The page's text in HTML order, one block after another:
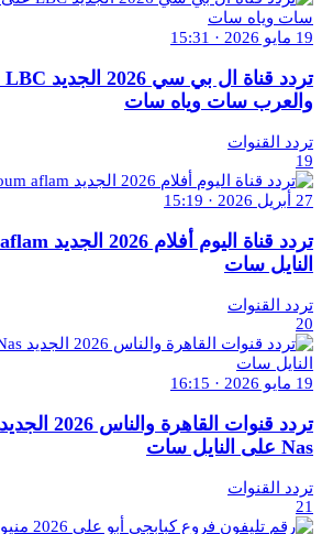
19 مايو 2026 · 15:31
والعرب سات وياه سات
تردد القنوات
19
27 أبريل 2026 · 15:19
النايل سات
تردد القنوات
20
19 مايو 2026 · 16:15
Nas على النايل سات
تردد القنوات
21